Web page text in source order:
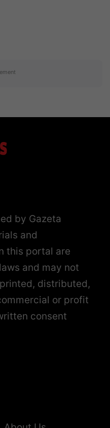
by Gazeta
and
this portal are
and may not
distributed,
or profit
consent